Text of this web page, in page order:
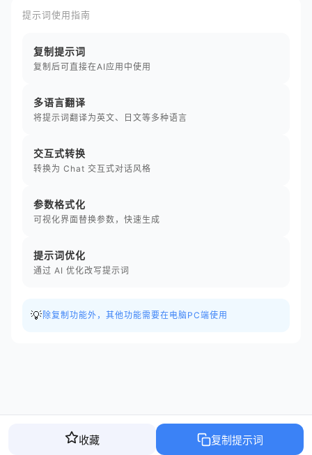
提示词使用指南
复制提示词
复制后可直接在AI应用中使用
多语言翻译
将提示词翻译为英文、日文等多种语言
交互式转换
转换为 Chat 交互式对话风格
参数格式化
可视化界面替换参数，快速生成
提示词优化
通过 AI 优化改写提示词
💡 除复制功能外，其他功能需要在电脑PC端使用
收藏 复制提示词